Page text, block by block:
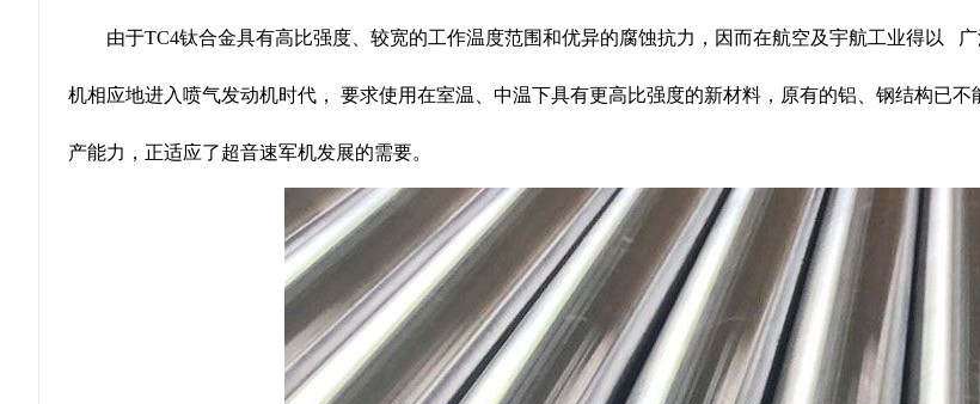
由于TC4钛合金具有高比强度、较宽的工作温度范围和优异的腐蚀抗力，因而在航空及宇航工业得以
机相应地进入喷气发动机时代， 要求使用在室温、中温下具有更高比强度的新材料，原有的铝、钢结构已
产能力，正适应了超音速军机发展的需要。